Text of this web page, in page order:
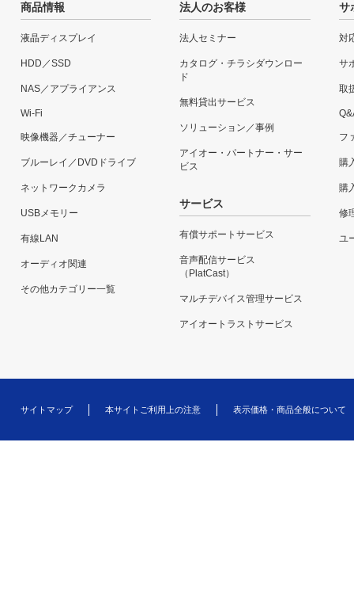
商品情報
液晶ディスプレイ
HDD／SSD
NAS／アプライアンス
Wi-Fi
映像機器／チューナー
ブルーレイ／DVDドライブ
ネットワークカメラ
USBメモリー
有線LAN
オーディオ関連
その他カテゴリー一覧
法人のお客様
法人セミナー
カタログ・チラシダウンロー
ド
無料貸出サービス
ソリューション／事例
アイオー・パートナー・サー
ビス
サービス
有償サポートサービス
音声配信サービス
（PlatCast）
マルチデバイス管理サービス
アイオートラストサービス
サ
対
サ
取
フ
購
購
修
ユ
サイトマップ 本サイトご利用上の注意 表示価格・商品全般について